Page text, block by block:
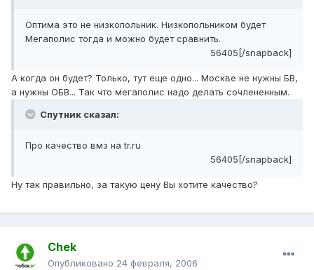
Оптима это не низкопольник. Низкопольником будет
Мегаполис тогда и можно будет сравнить.
56405[/snapback]
А когда он будет? Только, тут еще одно... Москве не нужны БВ,
а нужны ОБВ... Так что мегаполис надо делать сочлененным.
Спутник сказал:
Про качество вмз на tr.ru
56405[/snapback]
Ну так правильно, за такую цену Вы хотите качество?
Chek
Опубликовано 24 февраля, 2006